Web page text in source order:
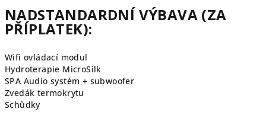
NADSTANDARDNÍ VÝBAVA (ZA
PŘÍPLATEK):
Wifi ovládací modul
Hydroterapie MicroSilk
SPA Audio systém + subwoofer
Zvedák termokrytu
Schůdky